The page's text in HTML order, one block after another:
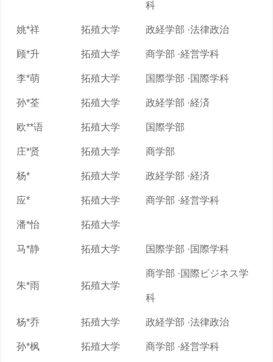
科
姚*祥 拓殖大学 政経学部 ·法律政治
顾*升 拓殖大学 商学部 ·経営学科
李*萌 拓殖大学 国際学部 ·国際学科
孙*荃 拓殖大学 政経学部 ·経済
欧**语 拓殖大学 国際学部
庄*贤 拓殖大学 商学部
杨* 拓殖大学 政経学部 ·経済
应* 拓殖大学 商学部 ·経営学科
潘*怡 拓殖大学
马*静 拓殖大学 国際学部 ·国際学科
朱*雨 拓殖大学
商学部 ·国際ビジネス学
科
杨*乔 拓殖大学 政経学部 ·法律政治
孙*枫 拓殖大学 商学部 ·経営学科